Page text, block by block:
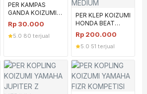
PER KAMPAS
GANDA KOIZUMI
MIO 1500RPM
Rp 30.000
5.0 80 terjual
PER KLEP KOIZUMI
HONDA BEAT
32MM MEDIUM
Rp 200.000
5.0 51 terjual